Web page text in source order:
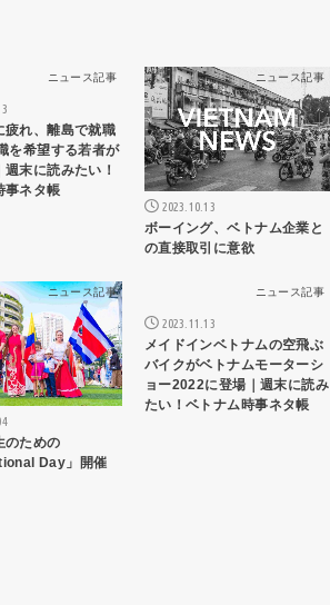
ニュース記事
疲れ、離島で就職
を希望する若者が
末に読みたい！
事ネタ帳
ニュース記事
2023.10.13
ボーイング、ベトナム企業と
の直接取引に意欲
ニュース記事
のための
Day」開催
ニュース記事
2023.11.13
メイドインベトナムの空飛ぶ
バイクがベトナムモーターシ
ョー2022に登場｜週末に読み
たい！ベトナム時事ネタ帳